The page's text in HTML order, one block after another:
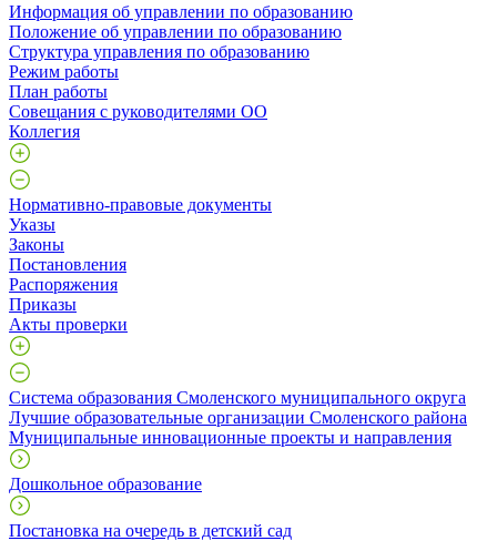
Информация об управлении по образованию
Положение об управлении по образованию
Структура управления по образованию
Режим работы
План работы
Совещания с руководителями ОО
Коллегия
Нормативно-правовые документы
Указы
Законы
Постановления
Распоряжения
Приказы
Акты проверки
Система образования Смоленского муниципального округа
Лучшие образовательные организации Смоленского района
Муниципальные инновационные проекты и направления
Дошкольное образование
Постановка на очередь в детский сад